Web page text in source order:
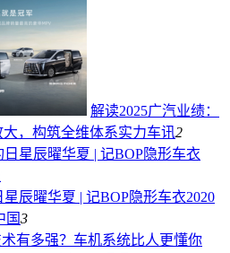
解读2025广汽业绩：
，构筑全维体系实力车讯2
辰曜华夏 | 记BOP隐形车衣2020
国3
有多强？车机系统比人更懂你